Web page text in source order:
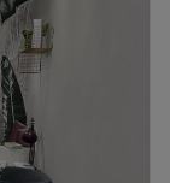
–
10:00–21:00
09:00
Κλειστό